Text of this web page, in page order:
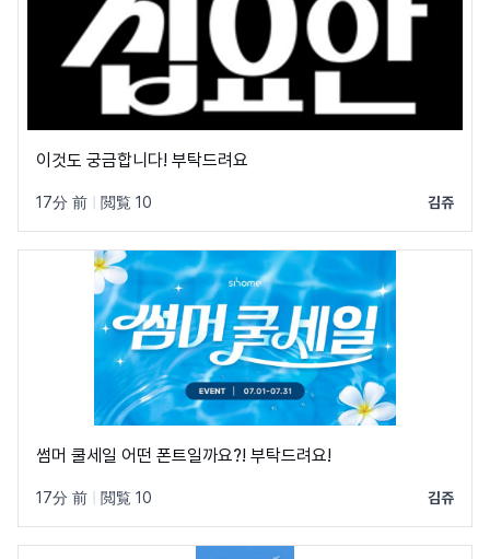
이것도 궁금합니다! 부탁드려요
17分 前 閲覧 10 김쥬
썸머 쿨세일 어떤 폰트일까요?! 부탁드려요!
17分 前 閲覧 10 김쥬